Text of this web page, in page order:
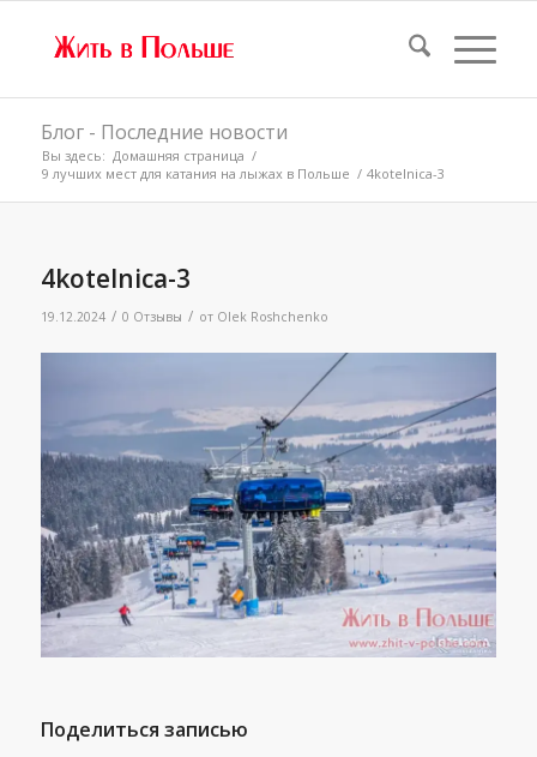
Блог - Последние новости
Вы здесь: Домашняя страница /
9 лучших мест для катания на лыжах в Польше / 4kotelnica-3
4kotelnica-3
19.12.2024 / 0 Отзывы / от Olek Roshchenko
Поделиться записью